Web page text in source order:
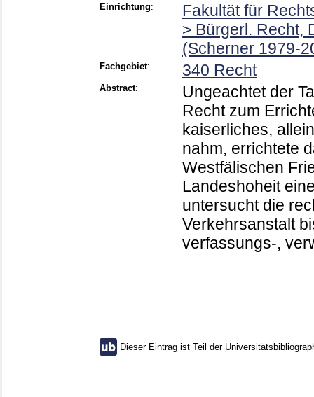
Einrichtung:
Fakultät für
> Bürgerl. Recht,
(Scherner 1979-
Fachgebiet: 340 Recht
Abstract:
Ungeachtet der
Recht zum
kaiserliches,
nahm, errichtete
Westfälischen
Landeshoheit
untersucht die
Verkehrsanstalt
verfassungs-,
Dieser Eintrag ist Teil der